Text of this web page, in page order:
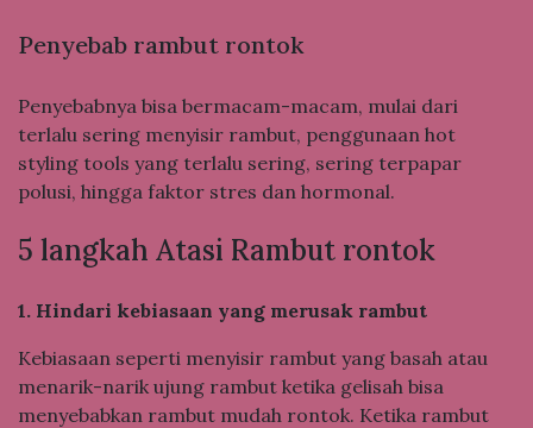
Penyebab rambut rontok
Penyebabnya bisa bermacam-macam, mulai dari
terlalu sering menyisir rambut, penggunaan hot
styling tools yang terlalu sering, sering terpapar
polusi, hingga faktor stres dan hormonal.
5 langkah Atasi Rambut rontok
1. Hindari kebiasaan yang merusak rambut
Kebiasaan seperti menyisir rambut yang basah atau
menarik-narik ujung rambut ketika gelisah bisa
menyebabkan rambut mudah rontok. Ketika rambut